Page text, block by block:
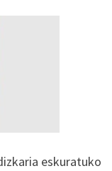
eskuratuko